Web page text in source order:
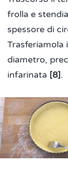
frolla e
spessore di
diametro,
infarinata [8].